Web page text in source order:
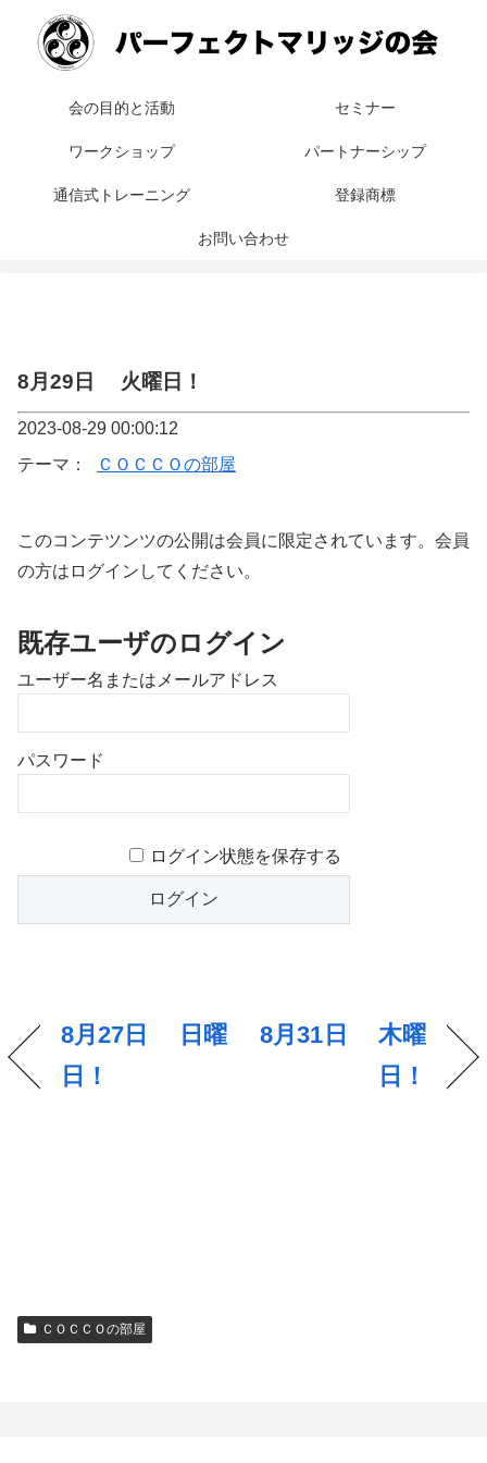
会の目的と活動 セミナー
ワークショップ パートナーシップ
通信式トレーニング 登録商標
お問い合わせ
8月29日 火曜日！
2023-08-29 00:00:12
テーマ：
ＣＯＣＣＯの部屋
このコンテツンツの公開は会員に限定されています。会員
の方はログインしてください。
既存ユーザのログイン
ユーザー名またはメールアドレス
パスワード
ログイン状態を保存する
8月27日 日曜
日！
8月31日 木曜
日！
ＣＯＣＣＯの部屋